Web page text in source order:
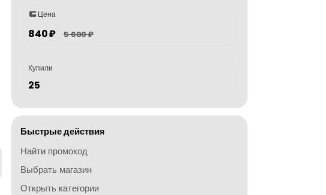
Цена
840 ₽ 5 600 ₽
Купили
25
Быстрые действия
Найти промокод
Выбрать магазин
Открыть категории